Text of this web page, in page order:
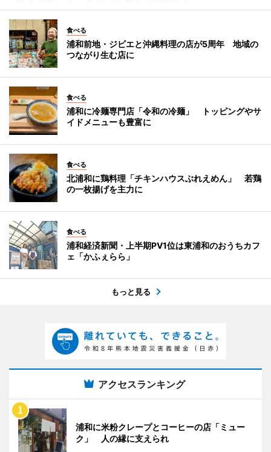
食べる
浦和前地・ジビエと沖縄料理の店が5周年 地域の
つながり生む店に
食べる
浦和に冷麺専門店「令和の冷麺」 トッピングやサ
イドメニューも豊富に
食べる
北浦和に鶏料理「チキンハウスぶれえめん」 若鶏
の一枚揚げを主力に
食べる
浦和経済新聞・上半期PV1位は東浦和のおうちカフ
ェ「かふぇらら」
もっと見る
アクセスランキング
浦和に米粉クレープとコーヒーの店「ミュー
ク」 人の縁に支えられ